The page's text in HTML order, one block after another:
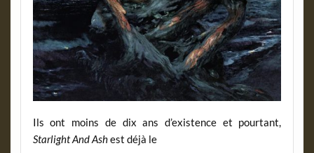
Ils ont moins de dix ans d’existence et pourtant,
Starlight And Ashest déjà le